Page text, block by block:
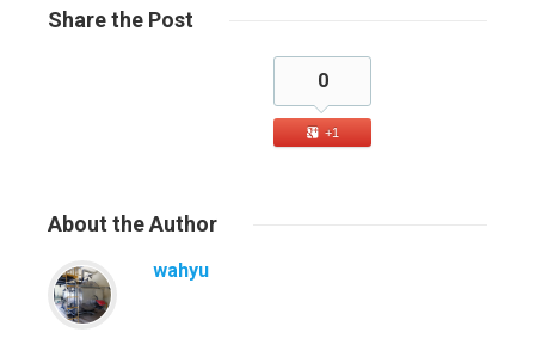
Sharethe Post
0
+1
About the Author
wahyu